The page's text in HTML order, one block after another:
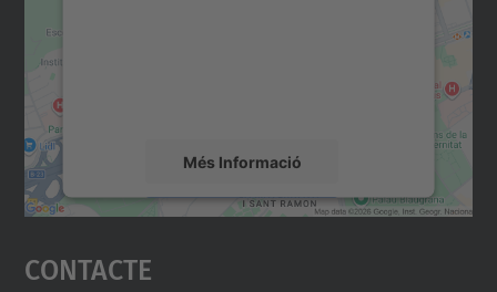
Més Informació
Accepta
powered by
Contacte